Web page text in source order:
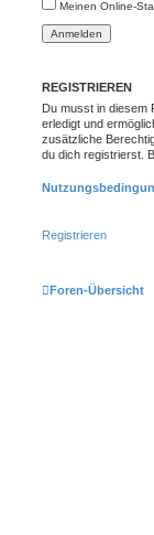
Meinen Online-
REGISTRIEREN
Du musst in diesem
erledigt und
zusätzliche
du dich registrierst.
Registrieren
Foren-Übersicht